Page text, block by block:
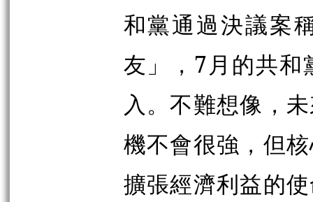
和黨通過決議案
友」，7月的共和
入。不難想像，
機不會很強，但
擴張經濟利益的